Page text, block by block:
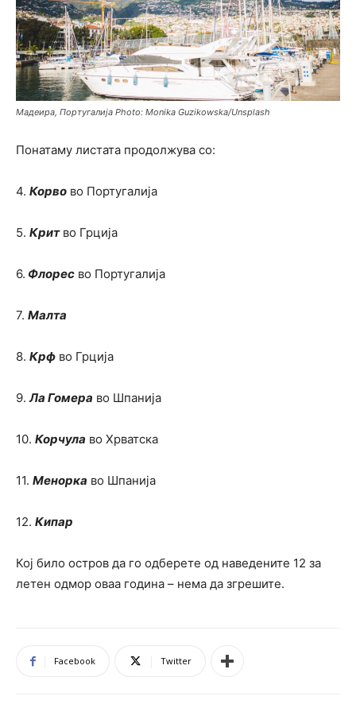
Мадеира, Португалија Photo: Monika Guzikowska/Unsplash
Понатаму листата продолжува со:
4. Корво во Португалија
5. Критво Грција
6. Флорес во Португалија
7. Малта
8. Крф во Грција
9.Ла Гомера во Шпанија
10. Корчула во Хрватска
11. Менорка во Шпанија
12. Кипар
Кој било остров да го одберете од наведените 12 за
летен одмор оваа година – нема да згрешите.
Facebook Twitter